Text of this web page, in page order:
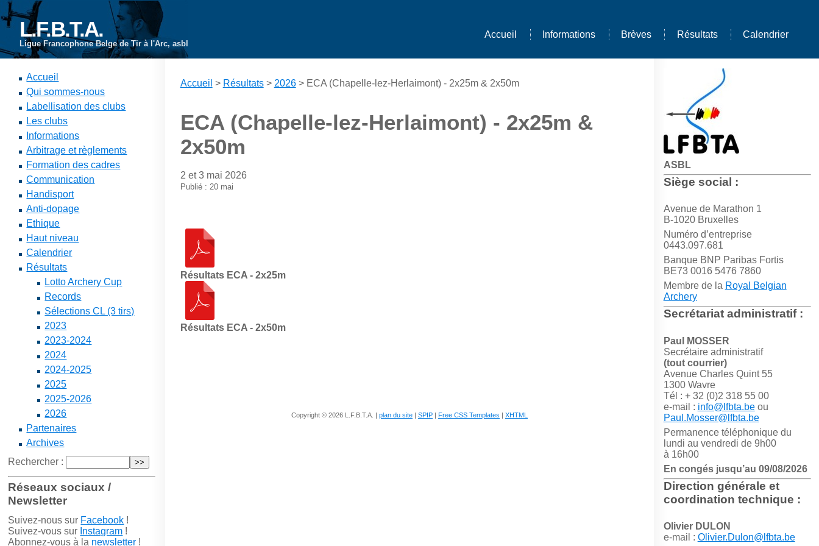
L.F.B.T.A.
Ligue Francophone Belge de Tir à l'Arc, asbl
Accueil Informations Brèves Résultats Calendrier
ASBL
Siège social :
Avenue de Marathon 1
B-1020 Bruxelles
Numéro d’entreprise
0443.097.681
Banque BNP Paribas Fortis
BE73 0016 5476 7860
Membre de la Royal Belgian
Archery
Secrétariat administratif :
Paul MOSSER
Secrétaire administratif
(tout courrier)
Avenue Charles Quint 55
1300 Wavre
Tél : + 32 (0)2 318 55 00
e-mail : info@lfbta.beou
Paul.Mosser@lfbta.be
Permanence téléphonique du
lundi au vendredi de 9h00
à 16h00
En congés jusqu’au 09/08/2026
Direction générale et
coordination technique :
Olivier DULON
e-mail : Olivier.Dulon@lfbta.be
Accueil
Qui sommes-nous
Labellisation des clubs
Les clubs
Informations
Arbitrage et règlements
Formation des cadres
Communication
Handisport
Anti-dopage
Ethique
Haut niveau
Calendrier
Résultats
Lotto Archery Cup
Records
Sélections CL (3 tirs)
2023
2023-2024
2024
2024-2025
2025
2025-2026
2026
Partenaires
Archives
Rechercher :
Réseaux sociaux /
Newsletter
Suivez-nous sur Facebook !
Suivez-vous sur Instagram !
Abonnez-vous à la newsletter !
Accueil > Résultats> 2026> ECA (Chapelle-lez-Herlaimont) - 2x25m & 2x50m
ECA (Chapelle-lez-Herlaimont) - 2x25m &
2x50m
2 et 3 mai 2026
Publié : 20 mai
Résultats ECA - 2x25m
Résultats ECA - 2x50m
Copyright © 2026 L.F.B.T.A. | plan du site | SPIP | Free CSS Templates | XHTML